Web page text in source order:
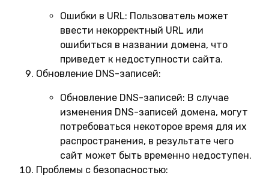
Ошибки в URL: Пользователь может
ввести некорректный URL или
ошибиться в названии домена, что
приведет к недоступности сайта.
Обновление DNS-записей:
Обновление DNS-записей: В случае
изменения DNS-записей домена, могут
потребоваться некоторое время для их
распространения, в результате чего
сайт может быть временно недоступен.
Проблемы с безопасностью: